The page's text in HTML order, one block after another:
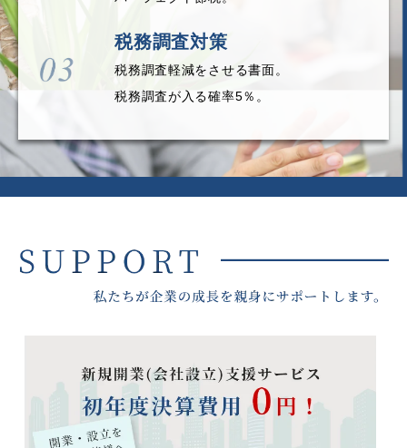
税務調査対策
税務調査軽減をさせる書面。
税務調査が入る確率5％。